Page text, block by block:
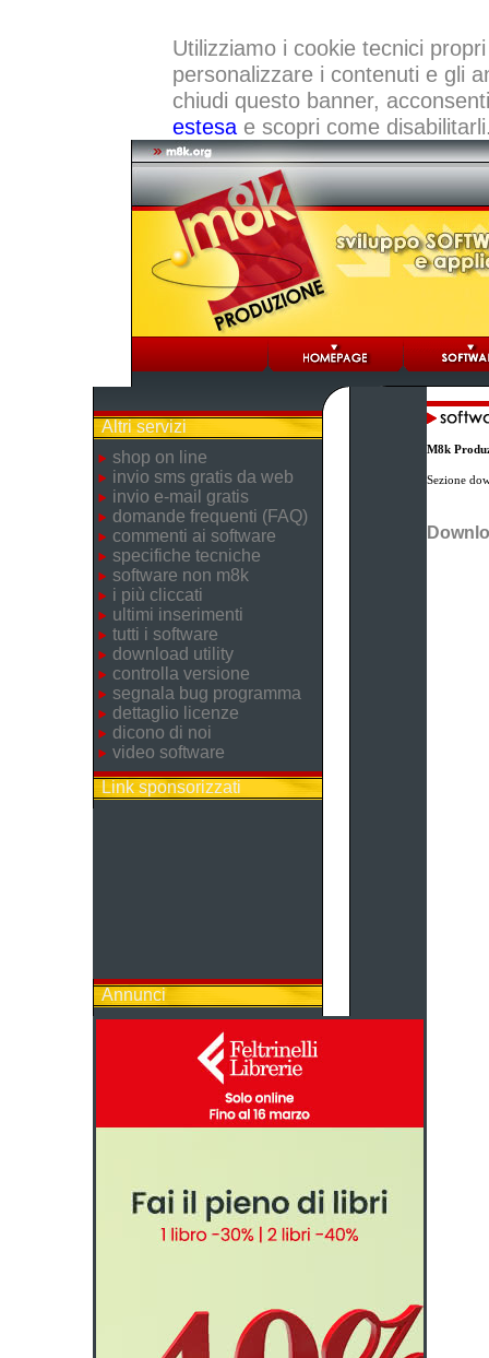
Utilizziamo i cookie tecnici
personalizzare i contenuti e gli
chiudi questo banner,
estesae scopri come
Altri servizi
shop on line
invio sms gratis da web
invio e-mail gratis
domande frequenti (FAQ)
commenti ai software
specifiche tecniche
software non m8k
i più cliccati
ultimi inserimenti
tutti i software
download utility
controlla versione
segnala bug programma
dettaglio licenze
dicono di noi
video software
Link sponsorizzati
Annunci
M8k
Sezione